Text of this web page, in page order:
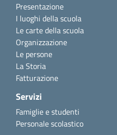
Presentazione
I luoghi della scuola
Le carte della scuola
Organizzazione
Le persone
La Storia
Fatturazione
Servizi
Famiglie e studenti
Personale scolastico